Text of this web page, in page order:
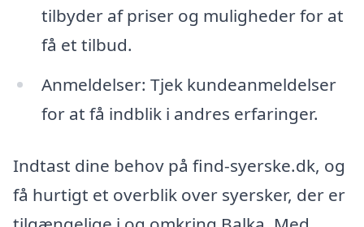
tilbyder af priser og muligheder for at
få et tilbud.
Anmeldelser: Tjek kundeanmeldelser
for at få indblik i andres erfaringer.
Indtast dine behov på find-syerske.dk, og
få hurtigt et overblik over syersker, der er